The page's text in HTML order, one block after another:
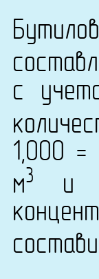
с
1,000
м3
и